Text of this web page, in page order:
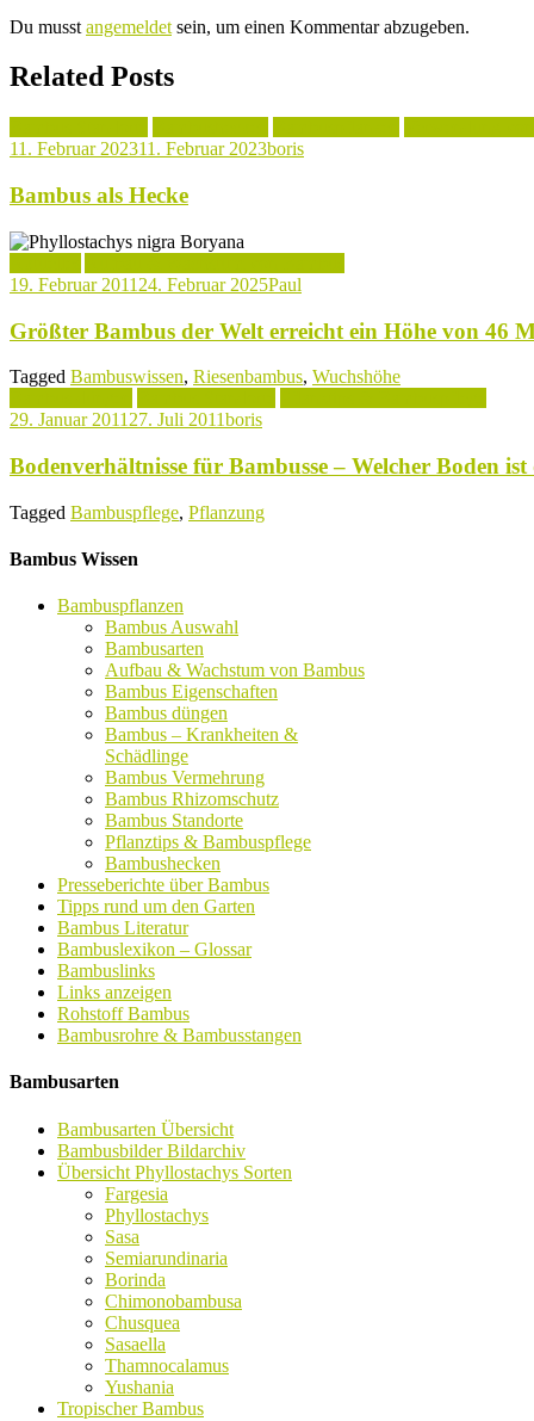
Du musst angemeldet sein, um einen Kommentar abzugeben.
Related Posts
11. Februar 202311. Februar 2023boris
Bambus als Hecke
19. Februar 2011 24. Februar 2025Paul
Größter Bambus der Welt erreicht ein Höhe von 46
Tagged Bambuswissen, Riesenbambus, Wuchshöhe
29. Januar 2011 27. Juli 2011boris
Bodenverhältnisse für Bambusse – Welcher Boden
Tagged Bambuspflege, Pflanzung
Bambus Wissen
Bambuspflanzen
Bambus Auswahl
Bambusarten
Aufbau & Wachstum von Bambus
Bambus Eigenschaften
Bambus düngen
Bambus – Krankheiten &
Schädlinge
Bambus Vermehrung
Bambus Rhizomschutz
Bambus Standorte
Pflanztips & Bambuspflege
Bambushecken
Presseberichte über Bambus
Tipps rund um den Garten
Bambus Literatur
Bambuslexikon – Glossar
Bambuslinks
Links anzeigen
Rohstoff Bambus
Bambusrohre & Bambusstangen
Bambusarten
Bambusarten Übersicht
Bambusbilder Bildarchiv
Übersicht Phyllostachys Sorten
Fargesia
Phyllostachys
Sasa
Semiarundinaria
Borinda
Chimonobambusa
Chusquea
Sasaella
Thamnocalamus
Yushania
Tropischer Bambus